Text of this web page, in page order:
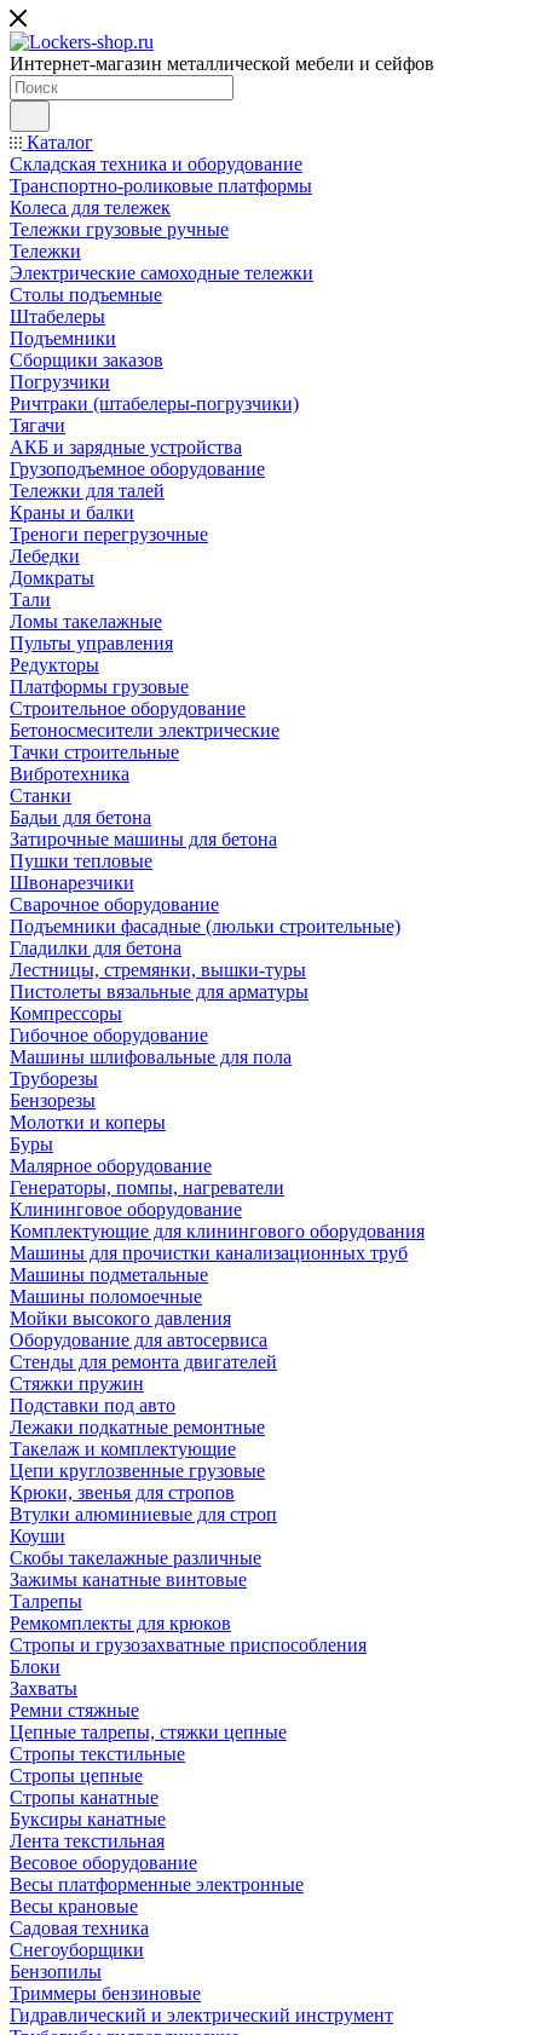
Интернет-магазин металлической мебели и сейфов
Каталог
Складская техника и оборудование
Транспортно-роликовые платформы
Колеса для тележек
Тележки грузовые ручные
Тележки
Электрические самоходные тележки
Столы подъемные
Штабелеры
Подъемники
Сборщики заказов
Погрузчики
Ричтраки (штабелеры-погрузчики)
Тягачи
АКБ и зарядные устройства
Грузоподъемное оборудование
Тележки для талей
Краны и балки
Треноги перегрузочные
Лебедки
Домкраты
Тали
Ломы такелажные
Пульты управления
Редукторы
Платформы грузовые
Строительное оборудование
Бетоносмесители электрические
Тачки строительные
Вибротехника
Станки
Бадьи для бетона
Затирочные машины для бетона
Пушки тепловые
Швонарезчики
Сварочное оборудование
Подъемники фасадные (люльки строительные)
Гладилки для бетона
Лестницы, стремянки, вышки-туры
Пистолеты вязальные для арматуры
Компрессоры
Гибочное оборудование
Машины шлифовальные для пола
Труборезы
Бензорезы
Молотки и коперы
Буры
Малярное оборудование
Генераторы, помпы, нагреватели
Клининговое оборудование
Комплектующие для клинингового оборудования
Машины для прочистки канализационных труб
Машины подметальные
Машины поломоечные
Мойки высокого давления
Оборудование для автосервиса
Стенды для ремонта двигателей
Стяжки пружин
Подставки под авто
Лежаки подкатные ремонтные
Такелаж и комплектующие
Цепи круглозвенные грузовые
Крюки, звенья для стропов
Втулки алюминиевые для строп
Коуши
Скобы такелажные различные
Зажимы канатные винтовые
Талрепы
Ремкомплекты для крюков
Стропы и грузозахватные приспособления
Блоки
Захваты
Ремни стяжные
Цепные талрепы, стяжки цепные
Стропы текстильные
Стропы цепные
Стропы канатные
Буксиры канатные
Лента текстильная
Весовое оборудование
Весы платформенные электронные
Весы крановые
Садовая техника
Снегоуборщики
Бензопилы
Триммеры бензиновые
Гидравлический и электрический инструмент